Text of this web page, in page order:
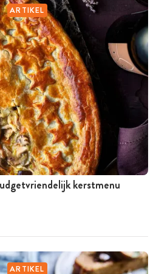
ARTIKEL
kerstmenu
ARTIKEL